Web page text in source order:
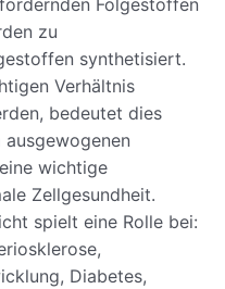
Folgestoffen
zu
synthetisiert.
Verhältnis
bedeutet dies
wichtige
Zellgesundheit.
spielt eine Rolle bei:
Diabetes,